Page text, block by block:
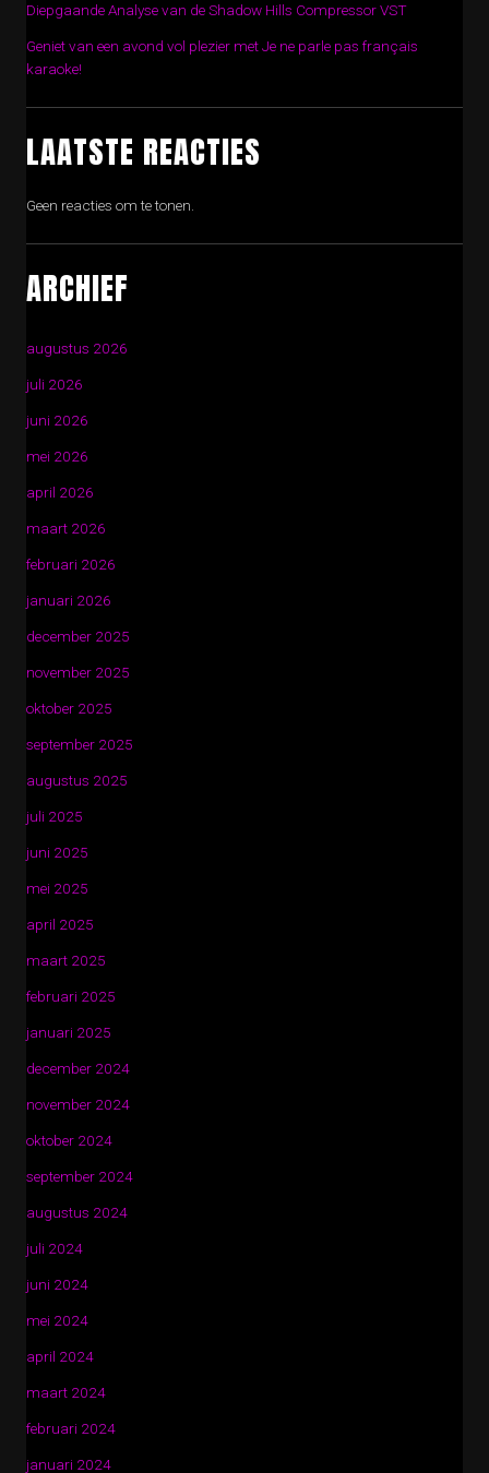
Diepgaande Analyse van de Shadow Hills Compressor VST
Geniet van een avond vol plezier met Je ne parle pas français
karaoke!
LAATSTE REACTIES
Geen reacties om te tonen.
ARCHIEF
augustus 2026
juli 2026
juni 2026
mei 2026
april 2026
maart 2026
februari 2026
januari 2026
december 2025
november 2025
oktober 2025
september 2025
augustus 2025
juli 2025
juni 2025
mei 2025
april 2025
maart 2025
februari 2025
januari 2025
december 2024
november 2024
oktober 2024
september 2024
augustus 2024
juli 2024
juni 2024
mei 2024
april 2024
maart 2024
februari 2024
januari 2024